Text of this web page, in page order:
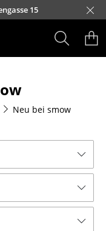
15
Neu bei smow